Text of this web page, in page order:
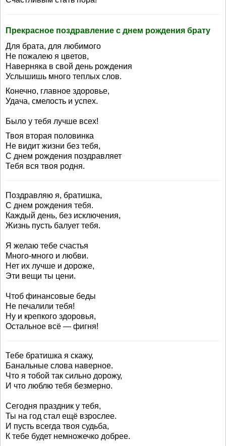
Прекрасное поздравление с днем рождения брату
Для брата, для любимого
Не пожалею я цветов,
Наверняка в свой день рождения
Услышишь много теплых слов.
Конечно, главное здоровье,
Удача, смелость и успех.
Было у тебя лучше всех!
Твоя вторая половинка
Не видит жизни без тебя,
С днем рождения поздравляет
Тебя вся твоя родня.
Поздравляю я, братишка,
С днем рождения тебя.
Каждый день, без исключения,
Жизнь пусть балует тебя.
Я желаю тебе счастья
Много-много и любви.
Нет их лучше и дороже,
Эти вещи ты цени.
Чтоб финансовые беды
Не печалили тебя!
Ну и крепкого здоровья,
Остальное всё — фигня!
Тебе братишка я скажу,
Банальные слова наверное.
Что я тобой так сильно дорожу,
И что люблю тебя безмерно.
Сегодня праздник у тебя,
Ты на год стал ещё взрослее.
И пусть всегда твоя судьба,
К тебе будет немножечко добрее.